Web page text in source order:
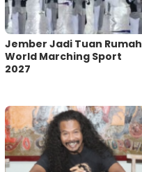
Jember Jadi Tuan Rumah
World Marching Sport
2027